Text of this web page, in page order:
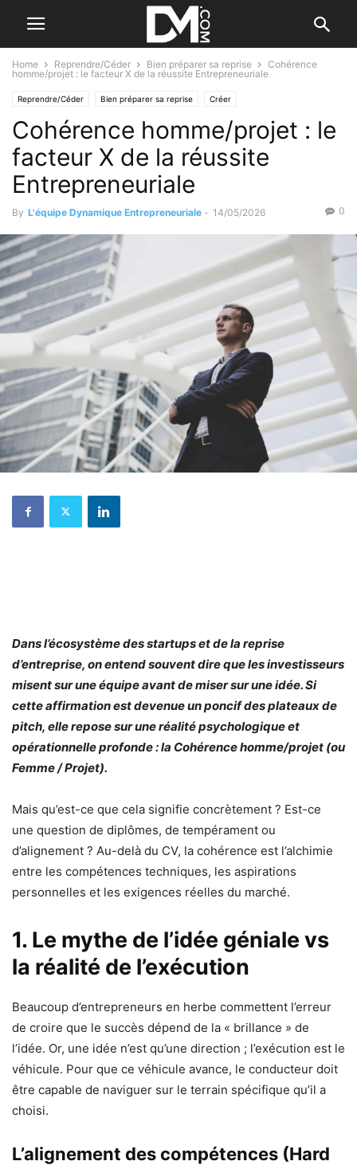
Home Reprendre/Céder Bien préparer sa reprise
Cohérence
homme/projet : le facteur X de la réussite Entrepreneuriale
Reprendre/Céder Bien préparer sa reprise Créer
Cohérence Homme / Projet Création
Cohérence homme/projet : le
facteur X de la réussite
Entrepreneuriale
By L'équipe Dynamique Entrepreneuriale - 14/05/2026 0
Dans l’écosystème des startups et de la reprise
d’entreprise, on entend souvent dire que les investisseurs
misent sur une équipe avant de miser sur une idée. Si
cette affirmation est devenue un poncif des plateaux de
pitch, elle repose sur une réalité psychologique et
opérationnelle profonde : la Cohérence homme/projet (ou
Femme / Projet).
Mais qu’est-ce que cela signifie concrètement ? Est-ce
une question de diplômes, de tempérament ou
d’alignement ? Au-delà du CV, la cohérence est l’alchimie
entre les compétences techniques, les aspirations
personnelles et les exigences réelles du marché.
1. Le mythe de l’idée géniale vs
la réalité de l’exécution
Beaucoup d’entrepreneurs en herbe commettent l’erreur
de croire que le succès dépend de la « brillance » de
l’idée. Or, une idée n’est qu’une direction ; l’exécution est le
véhicule. Pour que ce véhicule avance, le conducteur doit
être capable de naviguer sur le terrain spécifique qu’il a
choisi.
L’alignement des compétences (Hard